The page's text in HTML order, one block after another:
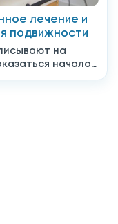
лечение и
подвижности
на
началом